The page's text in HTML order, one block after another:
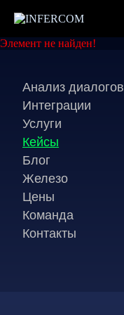
Элемент не найден!
Анализ диалогов
Интеграции
Услуги
Кейсы
Блог
Железо
Цены
Команда
Контакты